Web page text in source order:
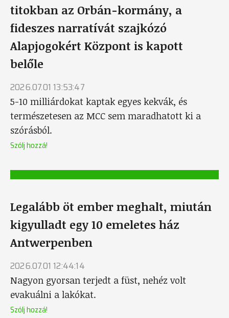
titokban az Orbán-kormány, a
fideszes narratívát szajkózó
Alapjogokért Központ is kapott
belőle
2026.07.01 13:53:47
5-10 milliárdokat kaptak egyes kekvák, és
természetesen az MCC sem maradhatott ki a
szórásból.
Szólj hozzá!
Legalább öt ember meghalt, miután
kigyulladt egy 10 emeletes ház
Antwerpenben
2026.07.01 12:44:14
Nagyon gyorsan terjedt a füst, nehéz volt
evakuálni a lakókat.
Szólj hozzá!